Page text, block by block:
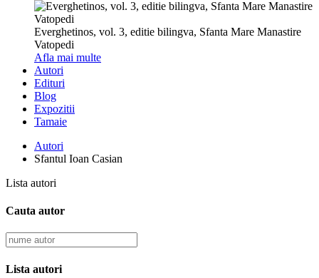
Everghetinos, vol. 3, editie bilingva, Sfanta Mare Manastire
Vatopedi
Afla mai multe
Autori
Edituri
Blog
Expozitii
Tamaie
Autori
Sfantul Ioan Casian
Lista autori
Cauta autor
Lista autori